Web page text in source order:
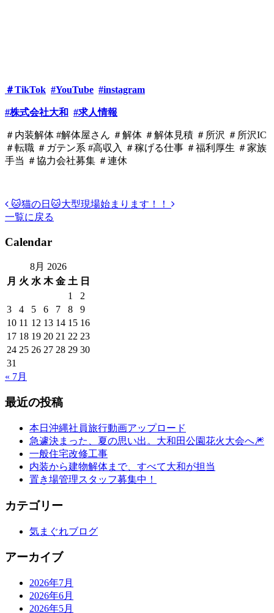
＃TikTok #YouTube #instagram
#株式会社大和 #求人情報
＃内装解体 #解体屋さん ＃解体 ＃解体見積 ＃所沢 ＃所沢IC
＃転職 ＃ガテン系 #高収入 ＃稼げる仕事 ＃福利厚生 ＃家族
手当 ＃協力会社募集 ＃連休
投
ナ
ゲ
ー
シ
ョ
ン
🐱猫の日🐱大型現場始まります！！
一覧に戻る
Calendar
8月 2026
月 火 水 木 金 土 日
1
2
3
4 5 6 7 8
9
10 11 12 13 14 15 16
17 18 19 20 21 22 23
24 25 26 27 28 29 30
31
« 7月
最近の投稿
本日沖縄社員旅行動画アップロード
急遽決まった、夏の思い出。大和田公園花火大会へ🎆
一般住宅改修工事
内装から建物解体まで、すべて大和が担当
置き場管理スタッフ募集中！
カテゴリー
気まぐれブログ
アーカイブ
2026年7月
2026年6月
2026年5月